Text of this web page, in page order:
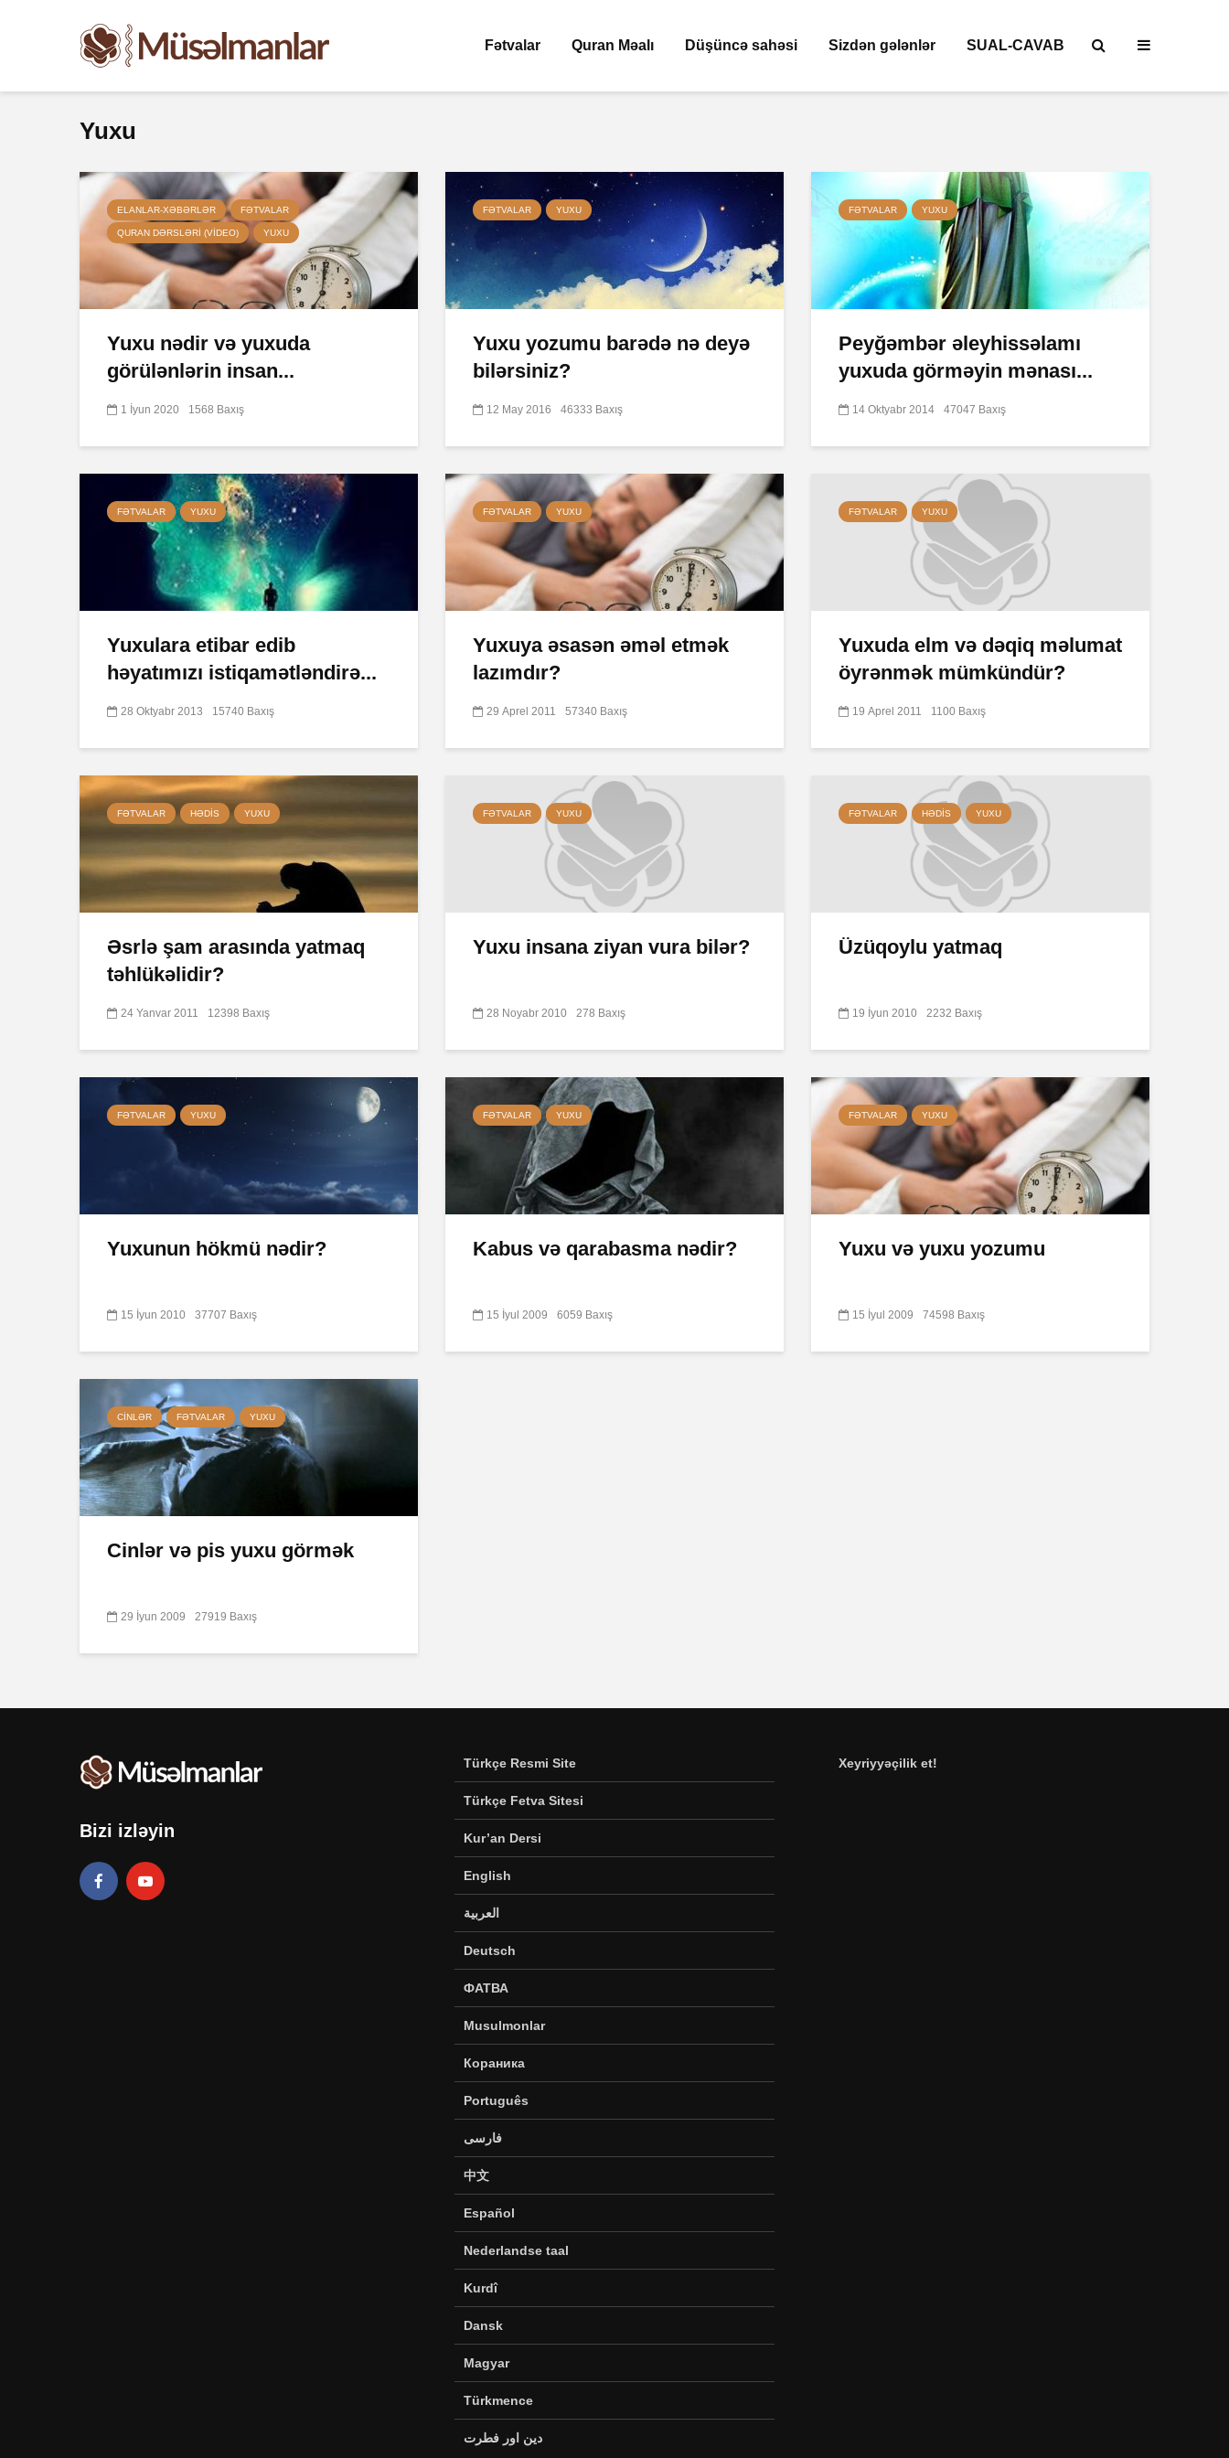
Fətvalar Quran Məalı Düşüncə sahəsi Sizdən gələnlər SUAL-CAVAB
Yuxu
ELANLAR-XƏBƏRLƏR FƏTVALAR
QURAN DƏRSLƏRI (VIDEO) YUXU
Yuxu nədir və yuxuda
görülənlərin insan...
1 İyun 2020 1568 Baxış
FƏTVALAR YUXU
Yuxu yozumu barədə nə deyə
bilərsiniz?
12 May 2016 46333 Baxış
FƏTVALAR YUXU
Peyğəmbər əleyhissəlamı
yuxuda görməyin mənası...
14 Oktyabr 2014 47047 Baxış
FƏTVALAR YUXU
Yuxulara etibar edib
həyatımızı istiqamətləndirə...
28 Oktyabr 2013 15740 Baxış
FƏTVALAR YUXU
Yuxuya əsasən əməl etmək
lazımdır?
29 Aprel 2011 57340 Baxış
FƏTVALAR YUXU
Yuxuda elm və dəqiq məlumat
öyrənmək mümkündür?
19 Aprel 2011 1100 Baxış
FƏTVALAR HƏDIS YUXU
Əsrlə şam arasında yatmaq
təhlükəlidir?
24 Yanvar 2011 12398 Baxış
FƏTVALAR YUXU
Yuxu insana ziyan vura bilər?
28 Noyabr 2010 278 Baxış
FƏTVALAR HƏDIS YUXU
Üzüqoylu yatmaq
19 İyun 2010 2232 Baxış
FƏTVALAR YUXU
Yuxunun hökmü nədir?
15 İyun 2010 37707 Baxış
FƏTVALAR YUXU
Kabus və qarabasma nədir?
15 İyul 2009 6059 Baxış
FƏTVALAR YUXU
Yuxu və yuxu yozumu
15 İyul 2009 74598 Baxış
CINLƏR FƏTVALAR YUXU
Cinlər və pis yuxu görmək
29 İyun 2009 27919 Baxış
Bizi izləyin
Türkçe Resmi Site
Türkçe Fetva Sitesi
Kur’an Dersi
English
العربية
Deutsch
ФАТВА
Musulmonlar
Кораника
Português
فارسی
中文
Español
Nederlandse taal
Kurdî
Dansk
Magyar
Türkmence
دین اور فطرت
Xeyriyyəçilik et!